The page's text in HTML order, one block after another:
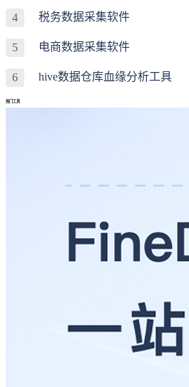
4 税务数据采集软件
5 电商数据采集软件
6 hive数据仓库血缘分析工具
热门工具